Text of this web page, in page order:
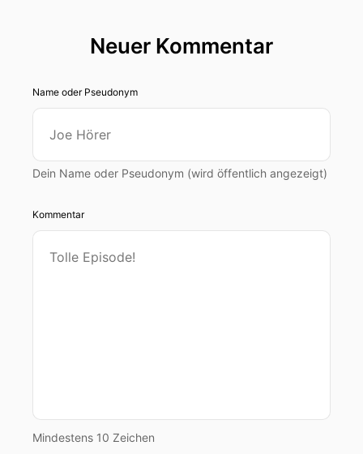
Neuer Kommentar
Name oder Pseudonym
Dein Name oder Pseudonym (wird öffentlich angezeigt)
Kommentar
Mindestens 10 Zeichen